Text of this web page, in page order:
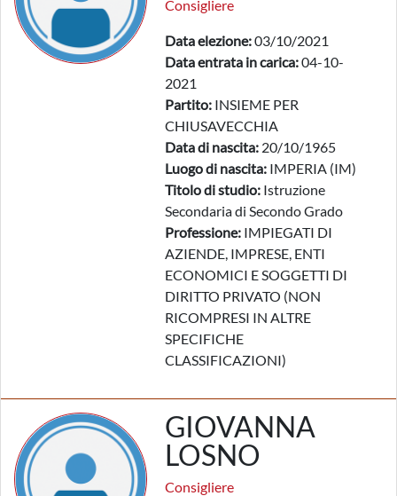
Consigliere
Data elezione:03/10/2021
Data entrata in carica:04-10-
2021
Partito: INSIEME PER
CHIUSAVECCHIA
Data di nascita: 20/10/1965
Luogo di nascita: IMPERIA (IM)
Titolo di studio: Istruzione
Secondaria di Secondo Grado
Professione: IMPIEGATI DI
AZIENDE, IMPRESE, ENTI
ECONOMICI E SOGGETTI DI
DIRITTO PRIVATO (NON
RICOMPRESI IN ALTRE
SPECIFICHE
CLASSIFICAZIONI)
GIOVANNA
LOSNO
Consigliere